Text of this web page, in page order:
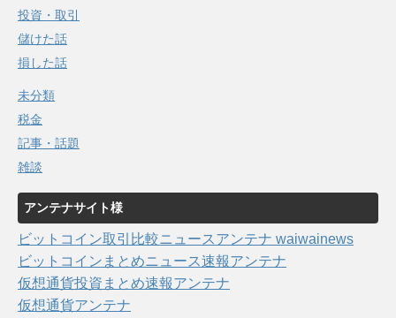
投資・取引
儲けた話
損した話
未分類
税金
記事・話題
雑談
アンテナサイト様
ビットコイン取引比較ニュースアンテナ waiwainews
ビットコインまとめニュース速報アンテナ
仮想通貨投資まとめ速報アンテナ
仮想通貨アンテナ